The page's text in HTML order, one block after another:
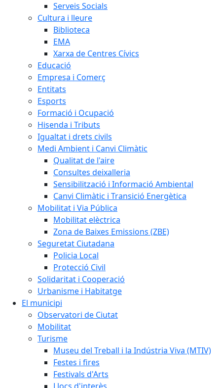
Serveis Socials
Cultura i lleure
Biblioteca
EMA
Xarxa de Centres Cívics
Educació
Empresa i Comerç
Entitats
Esports
Formació i Ocupació
Hisenda i Tributs
Igualtat i drets civils
Medi Ambient i Canvi Climàtic
Qualitat de l'aire
Consultes deixalleria
Sensibilització i Informació Ambiental
Canvi Climàtic i Transició Energètica
Mobilitat i Via Pública
Mobilitat elèctrica
Zona de Baixes Emissions (ZBE)
Seguretat Ciutadana
Policia Local
Protecció Civil
Solidaritat i Cooperació
Urbanisme i Habitatge
El municipi
Observatori de Ciutat
Mobilitat
Turisme
Museu del Treball i la Indústria Viva (MTIV)
Festes i fires
Festivals d'Arts